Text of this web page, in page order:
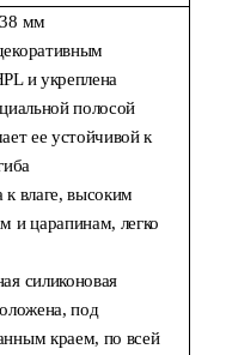
мм
и укреплена
полосой
ее устойчивой к
влаге, высоким
и царапинам, легко
силиконовая
под
краем, по всей